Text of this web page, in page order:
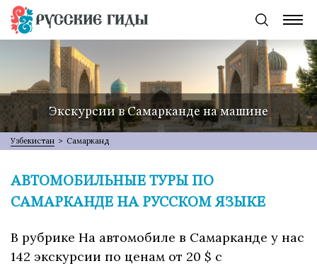
Экскурсии в Самарканде на машине
Узбекистан > Самарканд
АВТОМОБИЛЬНЫЕ ТУРЫ ПО
САМАРКАНДЕ НА РУССКОМ ЯЗЫКЕ
В рубрике На автомобиле в Самарканде у нас
142 экскурсии по ценам от 20 $ с